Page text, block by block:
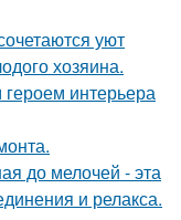
уют
хозяина.
интерьера
до мелочей - эта
и релакса.